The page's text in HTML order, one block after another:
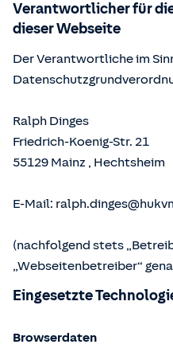
Verantwortlicher für
dieser Webseite
Der Verantwortliche im
Ralph Dinges
Friedrich-Koenig-Str. 21
55129 Mainz , Hechtsheim
E-Mail:
(nachfolgend stets
„Webseitenbetreiber“
Eingesetzte
Browserdaten